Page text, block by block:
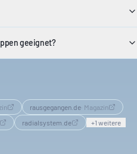
geeignet?
rausgegangen.de· Magazin
radialsystem.de +1 weitere